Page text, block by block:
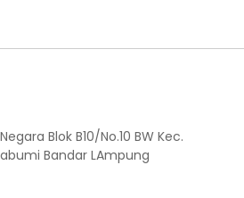
Blok B10/No.10 BW Kec.
Bandar LAmpung